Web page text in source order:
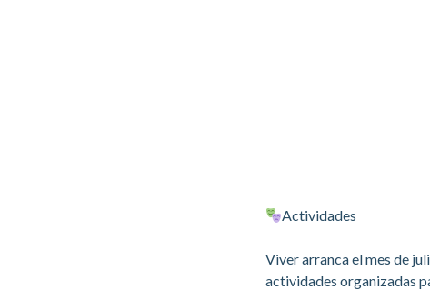
Actividades
Viver arranca el mes de
actividades organizadas